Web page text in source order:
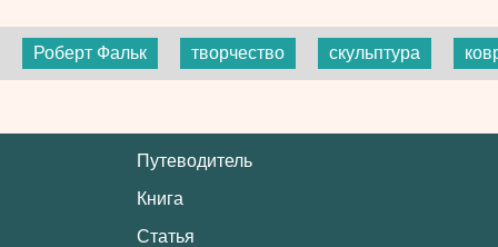
Роберт Фальк творчество скульптура
Путеводитель
Книга
Статья